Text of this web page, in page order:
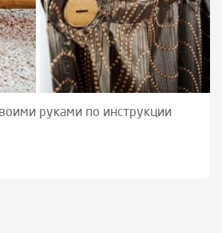
руками по инструкции